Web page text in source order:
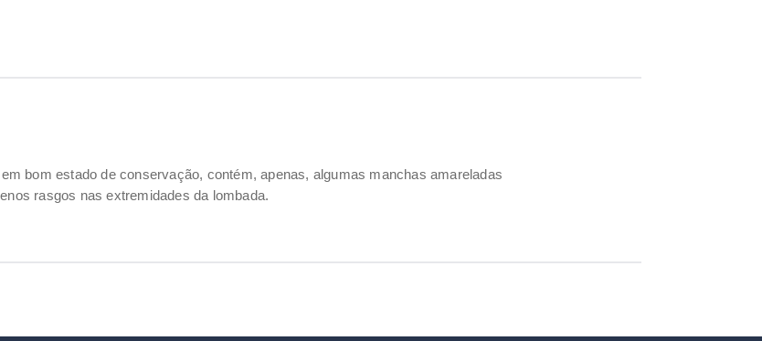
bom estado de conservação, contém, apenas, algumas manchas amareladas
rasgos nas extremidades da lombada.